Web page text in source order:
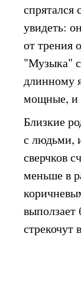
спрятался
увидеть:
от трения
"Музыка"
длинному
мощные, и
Близкие
с людьми,
сверчков
меньше в
стрекочут